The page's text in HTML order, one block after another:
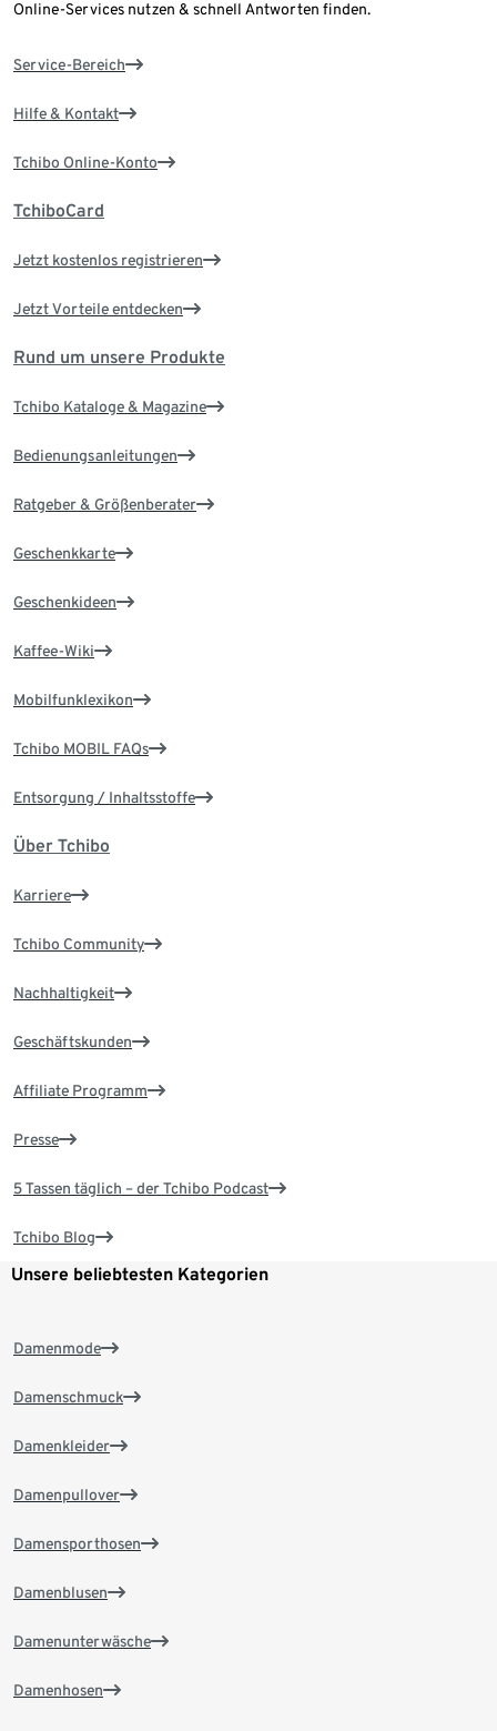
Online-Services nutzen & schnell Antworten finden.
Service-Bereich
Hilfe & Kontakt
Tchibo Online-Konto
TchiboCard
Jetzt kostenlos registrieren
Jetzt Vorteile entdecken
Rund um unsere Produkte
Tchibo Kataloge & Magazine
Bedienungsanleitungen
Ratgeber & Größenberater
Geschenkkarte
Geschenkideen
Kaffee-Wiki
Mobilfunklexikon
Tchibo MOBIL FAQs
Entsorgung / Inhaltsstoffe
Über Tchibo
Karriere
Tchibo Community
Nachhaltigkeit
Geschäftskunden
Affiliate Programm
Presse
5 Tassen täglich – der Tchibo Podcast
Tchibo Blog
Unsere beliebtesten Kategorien
Damenmode
Damenschmuck
Damenkleider
Damenpullover
Damensporthosen
Damenblusen
Damenunterwäsche
Damenhosen